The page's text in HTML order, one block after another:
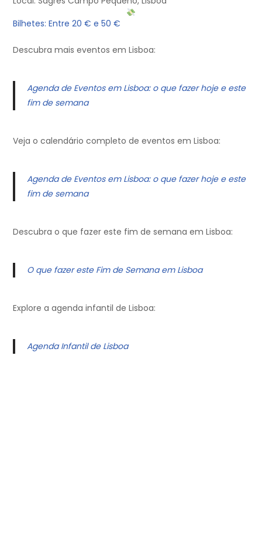
Bilhetes: Entre 20 € e 50 €
Descubra mais eventos em Lisboa:
Agenda de Eventos em Lisboa: o que fazer hoje e este
fim de semana
Veja o calendário completo de eventos em Lisboa:
Agenda de Eventos em Lisboa: o que fazer hoje e este
fim de semana
Descubra o que fazer este fim de semana em Lisboa:
O que fazer este Fim de Semana em Lisboa
Explore a agenda infantil de Lisboa:
Agenda Infantil de Lisboa